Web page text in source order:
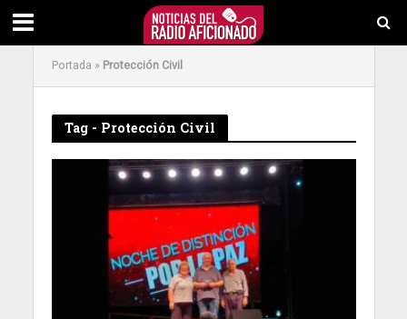
Portada » Protección Civil
Tag - Protección Civil